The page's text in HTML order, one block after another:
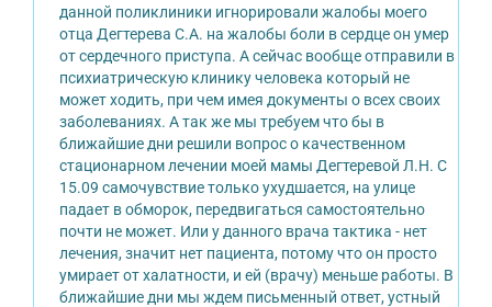
данной поликлиники игнорировали жалобы моего
отца Дегтерева С.А. на жалобы боли в сердце он умер
от сердечного приступа. А сейчас вообще отправили в
психиатрическую клинику человека который не
может ходить, при чем имея документы о всех своих
заболеваниях. А так же мы требуем что бы в
ближайшие дни решили вопрос о качественном
стационарном лечении моей мамы Дегтеревой Л.Н. С
15.09 самочувствие только ухудшается, на улице
падает в обморок, передвигаться самостоятельно
почти не может. Или у данного врача тактика - нет
лечения, значит нет пациента, потому что он просто
умирает от халатности, и ей (врачу) меньше работы. В
ближайшие дни мы ждем письменный ответ, устный